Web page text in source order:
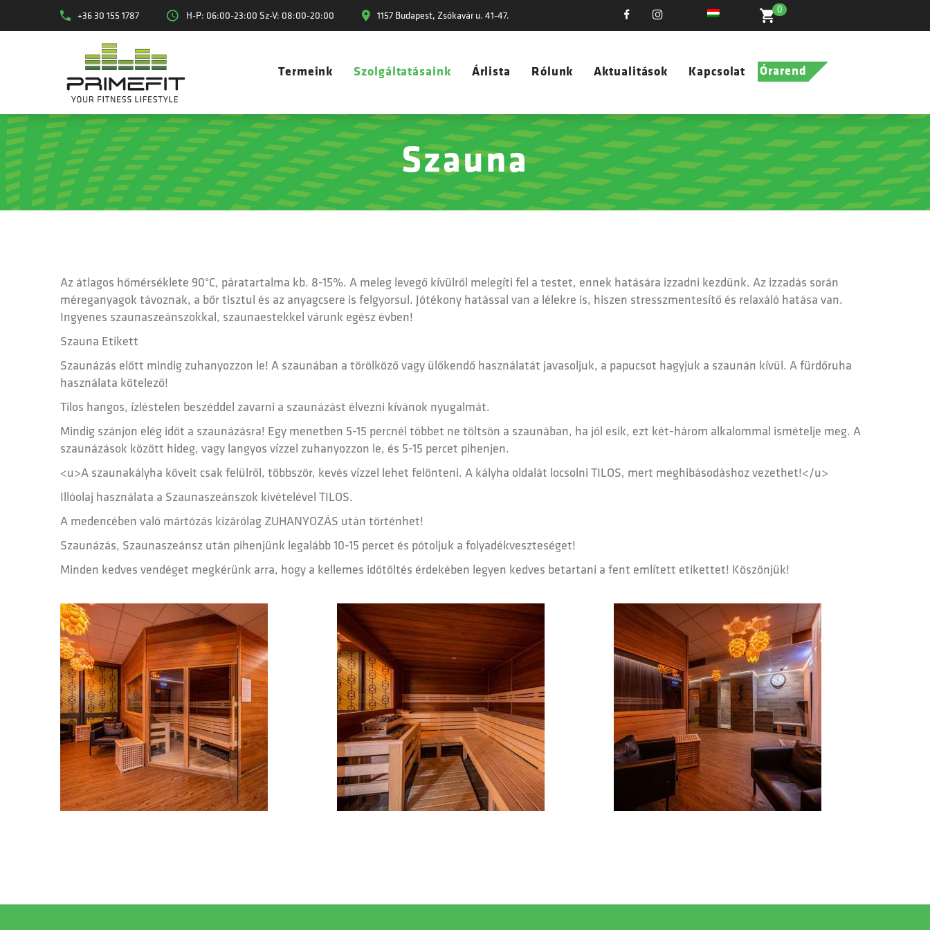
+36 30 155 1787 H-P: 06:00-23:00 Sz-V: 08:00-20:00 1157 Budapest, Zsókavár u. 41-47.
0
Termeink Szolgáltatásaink Árlista Rólunk Aktualitások Kapcsolat Órarend
Szauna
Az átlagos hőmérséklete 90°C, páratartalma kb. 8-15%. A meleg levegő kívülről melegíti fel a testet, ennek hatására izzadni kezdünk. Az izzadás során
méreganyagok távoznak, a bőr tisztul és az anyagcsere is felgyorsul. Jótékony hatással van a lélekre is, hiszen stresszmentesítő és relaxáló hatása van.
Ingyenes szaunaszeánszokkal, szaunaestekkel várunk egész évben!
Szauna Etikett
Szaunázás előtt mindig zuhanyozzon le! A szaunában a törölköző vagy ülőkendő használatát javasoljuk, a papucsot hagyjuk a szaunán kívül. A fürdőruha
használata kötelező!
Tilos hangos, ízléstelen beszéddel zavarni a szaunázást élvezni kívánok nyugalmát.
Mindig szánjon elég időt a szaunázásra! Egy menetben 5-15 percnél többet ne töltsön a szaunában, ha jól esik, ezt két-három alkalommal ismételje meg. A
szaunázások között hideg, vagy langyos vízzel zuhanyozzon le, és 5-15 percet pihenjen.
<u>A szaunakályha köveit csak felülről, többször, kevés vízzel lehet felönteni. A kályha oldalát locsolni TILOS, mert meghibásodáshoz vezethet!</u>
Illóolaj használata a Szaunaszeánszok kivételével TILOS.
A medencében való mártózás kizárólag ZUHANYOZÁS után történhet!
Szaunázás, Szaunaszeánsz után pihenjünk legalább 10-15 percet és pótoljuk a folyadékveszteséget!
Minden kedves vendéget megkérünk arra, hogy a kellemes időtöltés érdekében legyen kedves betartani a fent említett etikettet! Köszönjük!